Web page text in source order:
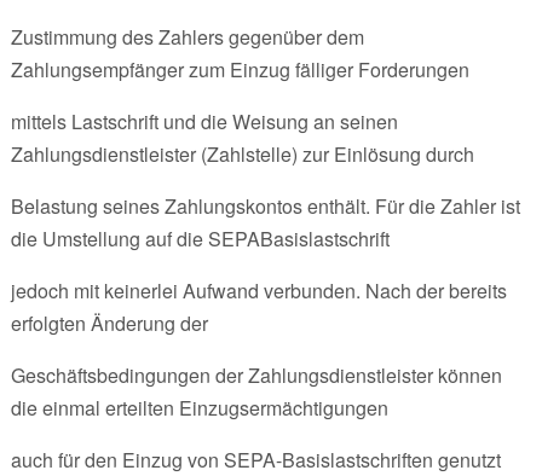
Zustimmung des Zahlers gegenüber dem
Zahlungsempfänger zum Einzug fälliger Forderungen
mittels Lastschrift und die Weisung an seinen
Zahlungsdienstleister (Zahlstelle) zur Einlösung durch
Belastung seines Zahlungskontos enthält. Für die Zahler ist
die Umstellung auf die SEPABasislastschrift
jedoch mit keinerlei Aufwand verbunden. Nach der bereits
erfolgten Änderung der
Geschäftsbedingungen der Zahlungsdienstleister können
die einmal erteilten Einzugsermächtigungen
auch für den Einzug von SEPA-Basislastschriften genutzt